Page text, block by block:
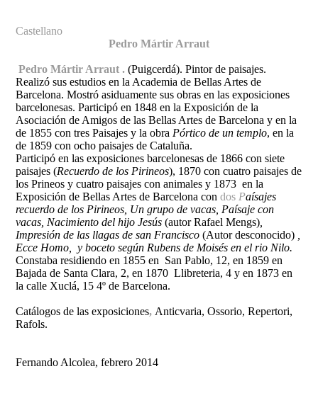
Castellano
Pedro Mártir Arraut
Pedro Mártir Arraut . (Puigcerdá). Pintor de paisajes.
Realizó sus estudios en la Academia de Bellas Artes de
Barcelona. Mostró asiduamente sus obras en las exposiciones
barcelonesas. Participó en 1848 en la Exposición de la
Asociación de Amigos de las Bellas Artes de Barcelona y en la
de 1855 con tres Paisajes y la obra Pórtico de un templo, en la
de 1859 con ocho paisajes de Cataluña.
Participó en las exposiciones barcelonesas de 1866 con siete
paisajes (Recuerdo de los Pirineos), 1870 con cuatro paisajes de
los Prineos y cuatro paisajes con animales y 1873 en la
Exposición de Bellas Artes de Barcelona con dos Paísajes
recuerdo de los Pirineos, Un grupo de vacas, Paísaje con
vacas, Nacimiento del hijo Jesús(autor Rafael Mengs)
Impresión de las llagas de san Francisco (Autor desconocido)
Ecce Homo, y boceto según Rubens de Moisés en el rio Nilo.
Constaba residiendo en 1855 en San Pablo, 12, en 1859 en
Bajada de Santa Clara, 2, en 1870 Llibreteria, 4 y en 1873 en
la calle Xuclá, 15 4º de Barcelona.
Catálogos de las exposiciones, Anticvaria, Ossorio, Repertori,
Rafols.
Fernando Alcolea, febrero 2014